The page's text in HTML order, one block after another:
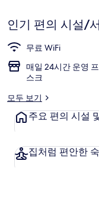
기
인기 편의 시설/
무료 WiFi
매일 24시간 운영
스크
모두 보기
주요 편의 시설
집처럼 편안한